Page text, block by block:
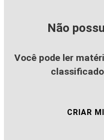
Não
Você pode ler
CRIAR